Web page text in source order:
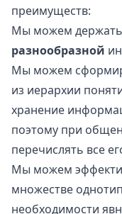
преимуществ:
Мы можем
разнообразной
Мы можем
из иерархии
хранение
поэтому при
перечислять все
Мы можем
множестве
необходимости